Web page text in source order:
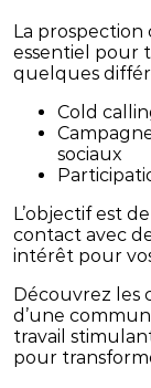
La
essentiel pour
quelques
Cold
sociaux
L’objectif est
contact avec
intérêt pour
Découvrez les
d’une
travail
pour